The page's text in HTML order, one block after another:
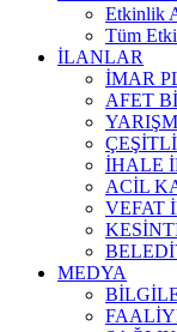
Etkinlik
Tüm
İLANLAR
İMAR
AFET
İHALE
ACİL
VEFAT
MEDYA